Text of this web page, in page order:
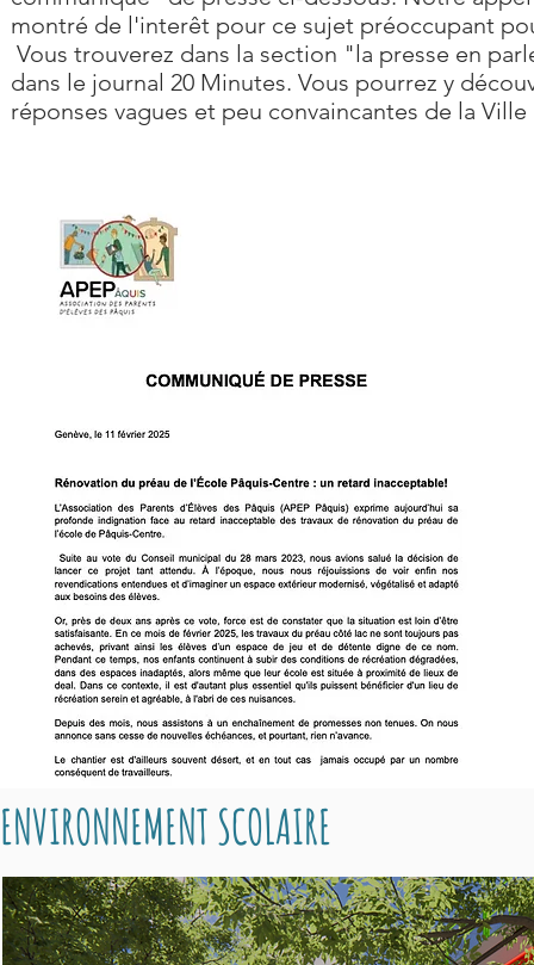
montré de l'interêt pour ce sujet préoccupant
Vous trouverez dans la section "la presse en
dans le journal 20 Minutes. Vous pourrez y
réponses vagues et peu convaincantes de la
ENVIRONNEMENT SCOLAIRE